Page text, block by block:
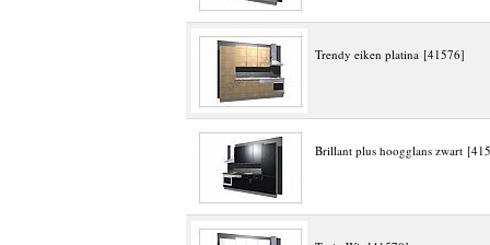
Trendy eiken platina [41576]
Brillant plus hoogglans zwart